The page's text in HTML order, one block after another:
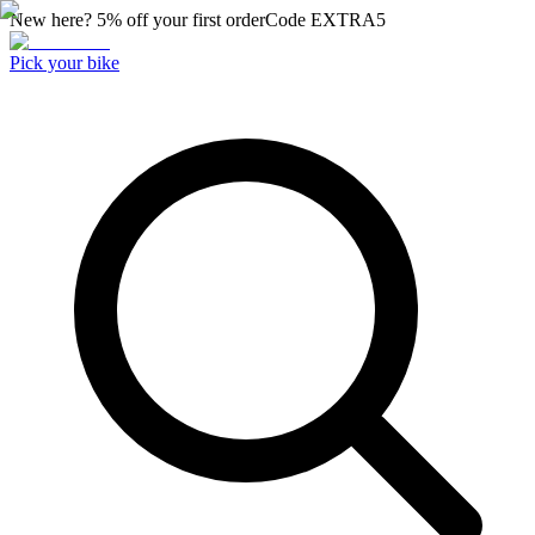
New here? 5% off your first orderCode EXTRA5
Pick your bike